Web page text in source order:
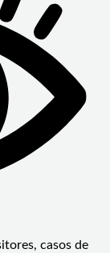
casos de